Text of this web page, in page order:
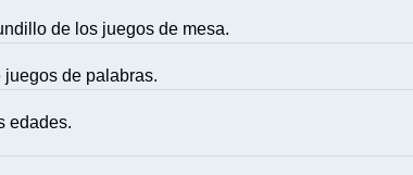
de los juegos de mesa.
de palabras.
edades.